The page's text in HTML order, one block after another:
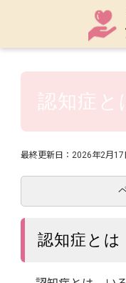
認知症と
最終更新日： 2026年2月17
認知症とは